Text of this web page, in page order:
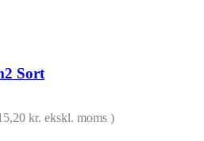
Sort
kr. ekskl. moms )